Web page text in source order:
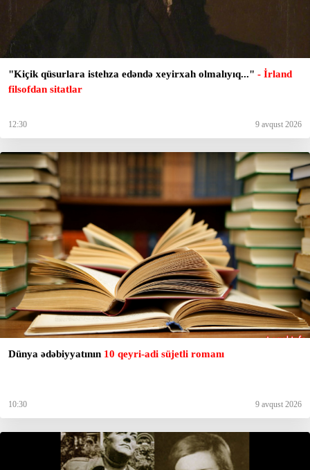
"Kiçik qüsurlara istehza edəndə xeyirxah olmalıyıq..." - İrland
filsofdan sitatlar
12:30 9 avqust 2026
Dünya ədəbiyyatının 10 qeyri-adi süjetli romanı
10:30 9 avqust 2026